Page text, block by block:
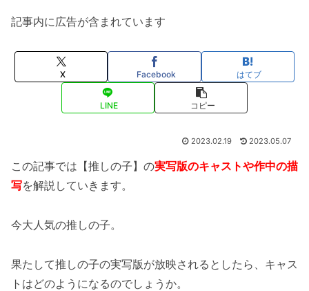
記事内に広告が含まれています
X Facebook はてブ
LINE コピー
2023.02.19 2023.05.07
この記事では【推しの子】の実写版のキャストや作中の描
写を解説していきます。
今大人気の推しの子。
果たして推しの子の実写版が放映されるとしたら、キャス
トはどのようになるのでしょうか。